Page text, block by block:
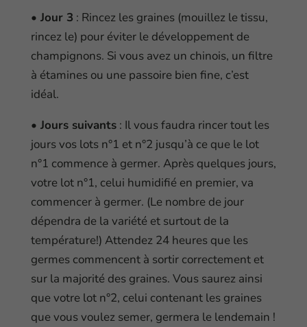
• Jour 3 : Rincez les graines (mouillez le tissu,
rincez le) pour éviter le développement de
champignons. Si vous avez un chinois, un filtre
à étamines ou une passoire bien fine, c’est
idéal.
• Jours suivants: Il vous faudra rincer tout les
jours vos lots n°1 et n°2 jusqu’à ce que le lot
n°1 commence à germer. Après quelques jours,
votre lot n°1, celui humidifié en premier, va
commencer à germer. (Le nombre de jour
dépendra de la variété et surtout de la
température!) Attendez 24 heures que les
germes commencent à sortir correctement et
sur la majorité des graines. Vous saurez ainsi
que votre lot n°2, celui contenant les graines
que vous voulez semer, germera le lendemain !